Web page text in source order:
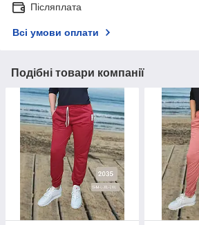
Післяплата
Всі умови оплати
Подібні товари компанії